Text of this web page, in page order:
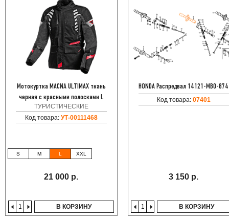
Мотокуртка MACNA ULTIMAX ткань
черная с красными полосками L
ТУРИСТИЧЕСКИЕ
Код товара: УТ-00111468
S M L XXL
21 000 р.
В КОРЗИНУ
HONDA Распредвал 14121-MB0-874
Код товара: 07401
3 150 р.
В КОРЗИНУ